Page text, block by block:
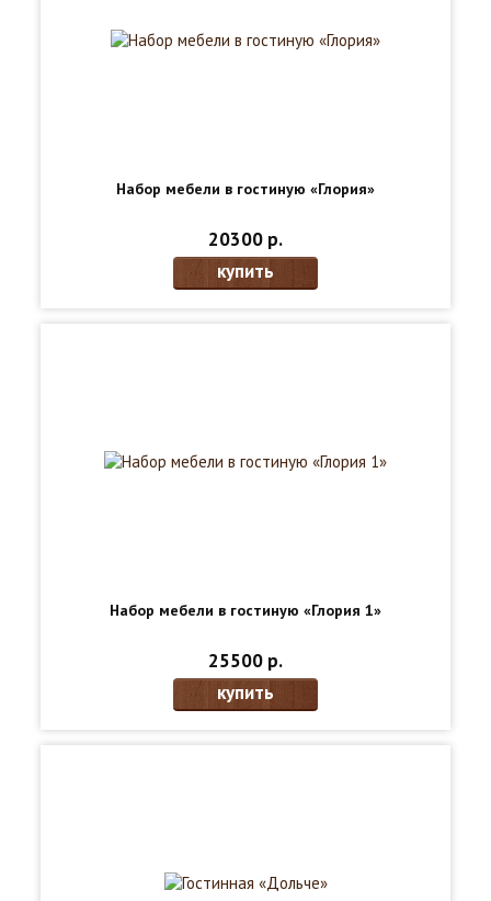
Набор мебели в гостиную «Глория»
20300 р.
купить
Набор мебели в гостиную «Глория 1»
25500 р.
купить